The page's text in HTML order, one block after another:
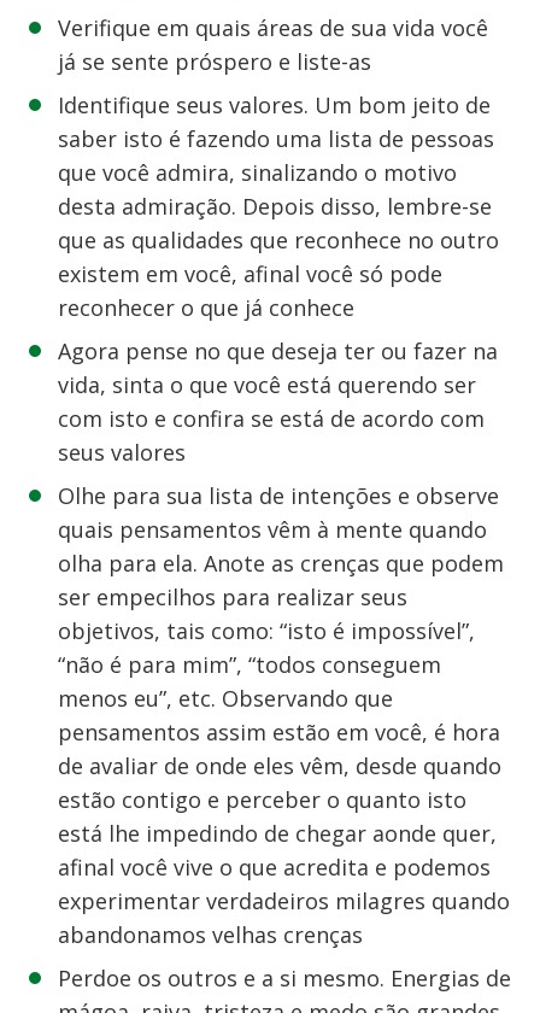
Verifique em quais áreas de sua vida você
já se sente próspero e liste-as
Identifique seus valores. Um bom jeito de
saber isto é fazendo uma lista de pessoas
que você admira, sinalizando o motivo
desta admiração. Depois disso, lembre-se
que as qualidades que reconhece no outro
existem em você, afinal você só pode
reconhecer o que já conhece
Agora pense no que deseja ter ou fazer na
vida, sinta o que você está querendo ser
com isto e confira se está de acordo com
seus valores
Olhe para sua lista de intenções e observe
quais pensamentos vêm à mente quando
olha para ela. Anote as crenças que podem
ser empecilhos para realizar seus
objetivos, tais como: “isto é impossível”,
“não é para mim”, “todos conseguem
menos eu”, etc. Observando que
pensamentos assim estão em você, é hora
de avaliar de onde eles vêm, desde quando
estão contigo e perceber o quanto isto
está lhe impedindo de chegar aonde quer,
afinal você vive o que acredita e podemos
experimentar verdadeiros milagres quando
abandonamos velhas crenças
Perdoe os outros e a si mesmo. Energias de